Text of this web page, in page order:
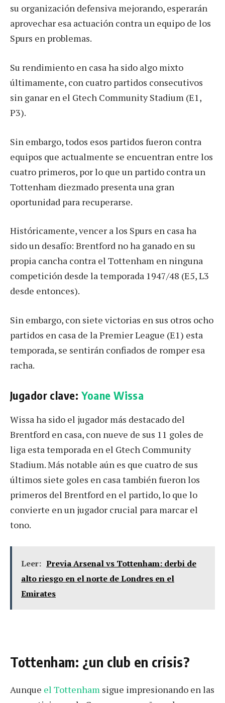
su organización defensiva mejorando, esperarán
aprovechar esa actuación contra un equipo de los
Spurs en problemas.
Su rendimiento en casa ha sido algo mixto
últimamente, con cuatro partidos consecutivos
sin ganar en el Gtech Community Stadium (E1,
P3).
Sin embargo, todos esos partidos fueron contra
equipos que actualmente se encuentran entre los
cuatro primeros, por lo que un partido contra un
Tottenham diezmado presenta una gran
oportunidad para recuperarse.
Históricamente, vencer a los Spurs en casa ha
sido un desafío: Brentford no ha ganado en su
propia cancha contra el Tottenham en ninguna
competición desde la temporada 1947/48 (E5, L3
desde entonces).
Sin embargo, con siete victorias en sus otros ocho
partidos en casa de la Premier League (E1) esta
temporada, se sentirán confiados de romper esa
racha.
Jugador clave: Yoane Wissa
Wissa ha sido el jugador más destacado del
Brentford en casa, con nueve de sus 11 goles de
liga esta temporada en el Gtech Community
Stadium. Más notable aún es que cuatro de sus
últimos siete goles en casa también fueron los
primeros del Brentford en el partido, lo que lo
convierte en un jugador crucial para marcar el
tono.
Leer: Previa Arsenal vs Tottenham: derbi de
alto riesgo en el norte de Londres en el
Emirates
Tottenham: ¿un club en crisis?
Aunque el Tottenham sigue impresionando en las